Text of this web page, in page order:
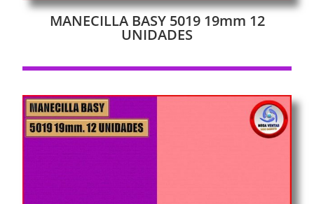
MANECILLA BASY 5019 19mm 12
UNIDADES